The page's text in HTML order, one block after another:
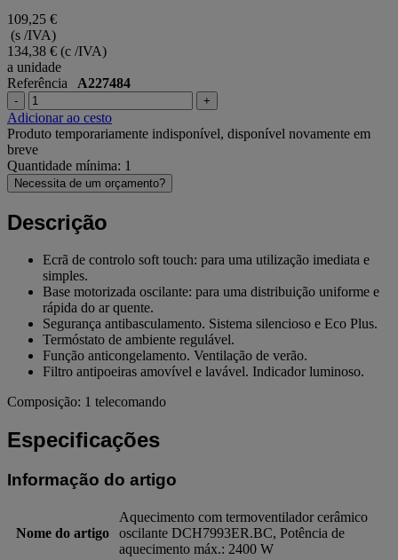
109,25 €
(s /IVA)
134,38 € (c /IVA)
a unidade
Referência A227484
- +
Adicionar ao cesto
Produto temporariamente indisponível, disponível novamente em
breve
Quantidade mínima: 1
Necessita de um orçamento?
Descrição
Ecrã de controlo soft touch: para uma utilização imediata e
simples.
Base motorizada oscilante: para uma distribuição uniforme e
rápida do ar quente.
Segurança antibasculamento. Sistema silencioso e Eco Plus.
Termóstato de ambiente regulável.
Função anticongelamento. Ventilação de verão.
Filtro antipoeiras amovível e lavável. Indicador luminoso.
Composição: 1 telecomando
Especificações
Informação do artigo
Nome do artigo
Aquecimento com termoventilador cerâmico
oscilante DCH7993ER.BC, Potência de
aquecimento máx.: 2400 W